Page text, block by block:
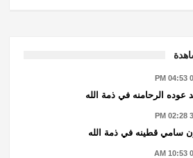
عوده الرحامنه في ذمة الله
سامي قطينه في ذمة الله